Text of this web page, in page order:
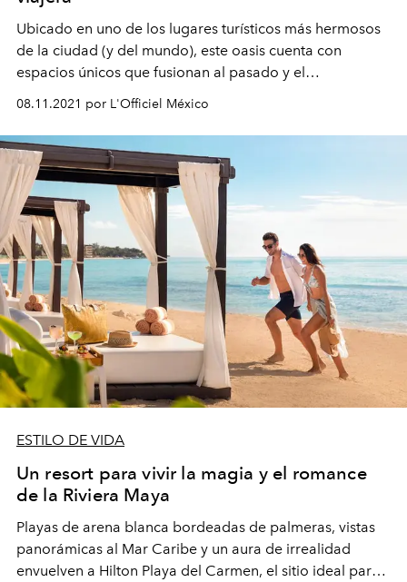
Ubicado en uno de los lugares turísticos más hermosos
de la ciudad (y del mundo), este oasis cuenta con
espacios únicos que fusionan al pasado y el
08.11.2021 por L'Officiel México
ESTILO DE VIDA
Un resort para vivir la magia y el romance
de la Riviera Maya
Playas de arena blanca bordeadas de palmeras, vistas
panorámicas al Mar Caribe y un aura de irrealidad
envuelven a Hilton Playa del Carmen, el sitio ideal para